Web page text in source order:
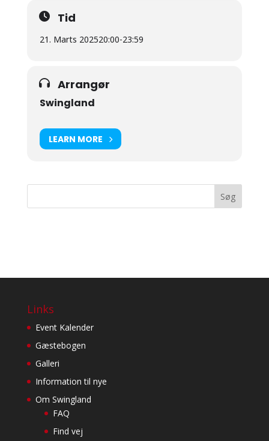
Tid
21. Marts 202520:00-23:59
Arrangør
Swingland
LEARN MORE
Links
Event Kalender
Gæstebogen
Galleri
Information til nye
Om Swingland
FAQ
Find vej